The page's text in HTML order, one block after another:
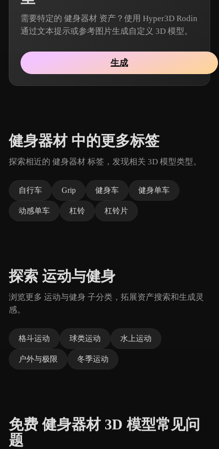
需要特定的 健身器材 资产？使用 Hyper3D Rodin
通过文本提示或参考图片生成自定义 3D 模型。
生成
健身器材 中的更多标签
探索相近的 健身器材 标签，发现相关 3D 模型类型。
自行车 Grip 健身车 健身单车
动感单车 杠铃 杠铃片
探索 运动与健身
浏览更多 运动与健身 子分类，拓展资产搜索和生成灵
感。
格斗运动 球类运动 水上运动
户外与极限 冬季运动
免费 健身器材 3D 模型常见问
题